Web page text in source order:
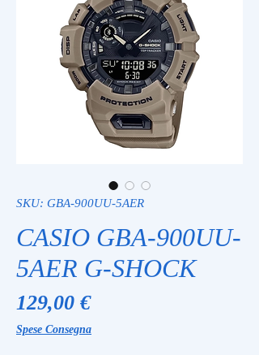
SKU: GBA-900UU-5AER
CASIO GBA-900UU-
5AER G-SHOCK
129,00 €Prezzo
Spese Consegna